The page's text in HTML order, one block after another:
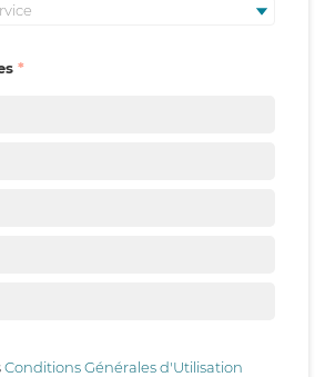
Conditions Générales d'Utilisation